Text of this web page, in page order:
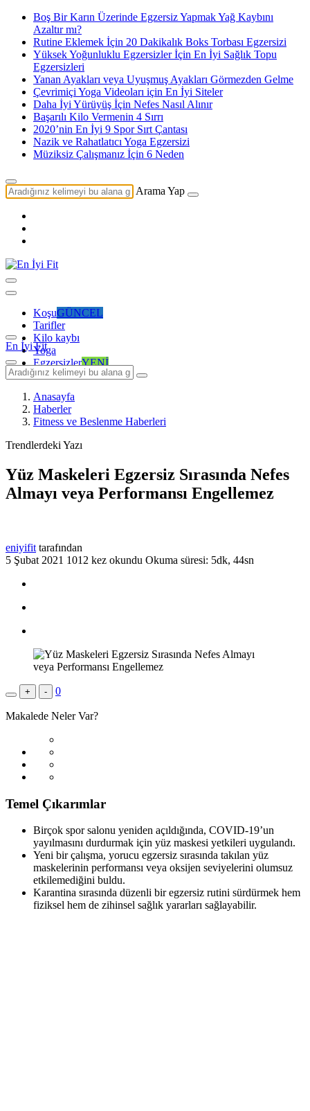
Boş Bir Karın Üzerinde Egzersiz Yapmak Yağ Kaybını
Azaltır mı?
Rutine Eklemek İçin 20 Dakikalık Boks Torbası Egzersizi
Yüksek Yoğunluklu Egzersizler İçin En İyi Sağlık Topu
Egzersizleri
Yanan Ayakları veya Uyuşmuş Ayakları Görmezden Gelme
Çevrimiçi Yoga Videoları için En İyi Siteler
Daha İyi Yürüyüş İçin Nefes Nasıl Alınır
Başarılı Kilo Vermenin 4 Sırrı
2020’nin En İyi 9 Spor Sırt Çantası
Nazik ve Rahatlatıcı Yoga Egzersizi
Müziksiz Çalışmanız İçin 6 Neden
Arama Yap
KoşuGÜNCEL
Tarifler
Kilo kaybı
Yoga
EgzersizlerYENİ
En İyi Fit
Anasayfa
Haberler
Fitness ve Beslenme Haberleri
Trendlerdeki Yazı
Yüz Maskeleri Egzersiz Sırasında Nefes
Almayı veya Performansı Engellemez
eniyifit tarafından
5 Şubat 2021 1012 kez okundu Okuma süresi: 5dk, 44sn
+ - 0
Makalede Neler Var?
Temel Çıkarımlar
Birçok spor salonu yeniden açıldığında, COVID-19’un
yayılmasını durdurmak için yüz maskesi yetkileri uygulandı.
Yeni bir çalışma, yorucu egzersiz sırasında takılan yüz
maskelerinin performansı veya oksijen seviyelerini olumsuz
etkilemediğini buldu.
Karantina sırasında düzenli bir egzersiz rutini sürdürmek hem
fiziksel hem de zihinsel sağlık yararları sağlayabilir.